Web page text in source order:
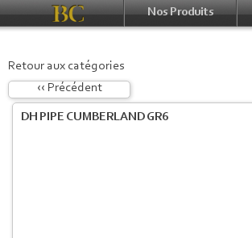
Nos Produits
Retour aux catégories
‹‹ Précédent
DH PIPE CUMBERLAND GR6